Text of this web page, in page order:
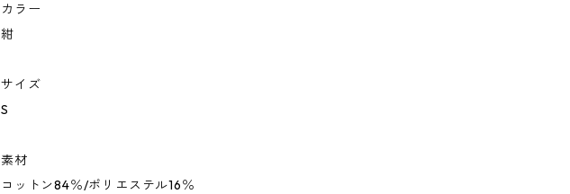
カラー
紺
サイズ
S
素材
コットン84％/ポリエステル16％